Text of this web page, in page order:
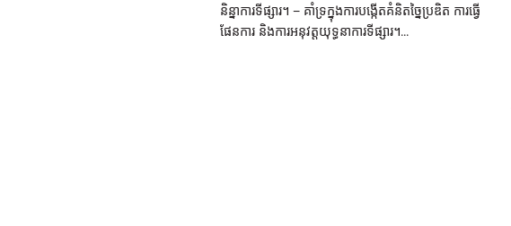
និន្នាការទីផ្សារ។ – គាំទ្រក្នុងការបង្កើតគំនិតច្នៃប្រឌិត ការធ្វើ
ផែនការ និងការអនុវត្តយុទ្ធនាការទីផ្សារ។...